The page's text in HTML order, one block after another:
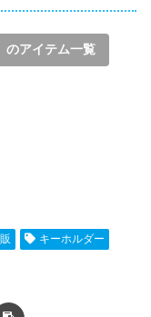
のアイテム一覧
キーホルダー